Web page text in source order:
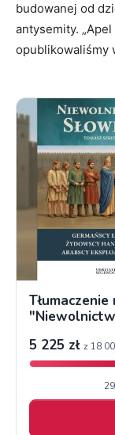
budowanej od
antysemity.
opublikowaliśmy